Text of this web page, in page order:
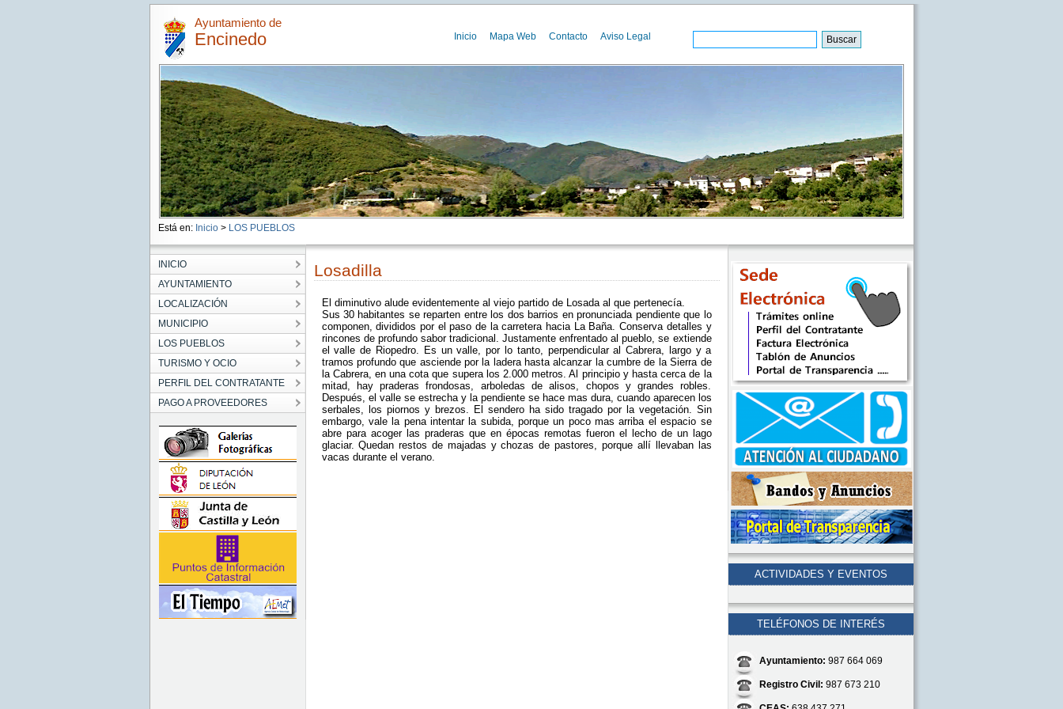
Ayuntamiento de
Encinedo Inicio Mapa Web Contacto Aviso Legal
Está en: Inicio > LOS PUEBLOS
INICIO
AYUNTAMIENTO
LOCALIZACIÓN
MUNICIPIO
LOS PUEBLOS
TURISMO Y OCIO
PERFIL DEL CONTRATANTE
PAGO A PROVEEDORES
Losadilla
El diminutivo alude evidentemente al viejo partido de Losada al que pertenecía.
Sus 30 habitantes se reparten entre los dos barrios en pronunciada pendiente que lo
componen, divididos por el paso de la carretera hacia La Baña. Conserva detalles y
rincones de profundo sabor tradicional. Justamente enfrentado al pueblo, se extiende
el valle de Riopedro. Es un valle, por lo tanto, perpendicular al Cabrera, largo y a
tramos profundo que asciende por la ladera hasta alcanzar la cumbre de la Sierra de
la Cabrera, en una cota que supera los 2.000 metros. Al principio y hasta cerca de la
mitad, hay praderas frondosas, arboledas de alisos, chopos y grandes robles.
Después, el valle se estrecha y la pendiente se hace mas dura, cuando aparecen los
serbales, los piornos y brezos. El sendero ha sido tragado por la vegetación. Sin
embargo, vale la pena intentar la subida, porque un poco mas arriba el espacio se
abre para acoger las praderas que en épocas remotas fueron el lecho de un lago
glaciar. Quedan restos de majadas y chozas de pastores, porque allí llevaban las
vacas durante el verano.
ACTIVIDADES Y EVENTOS
TELÉFONOS DE INTERÉS
Ayuntamiento: 987 664 069
Registro Civil: 987 673 210